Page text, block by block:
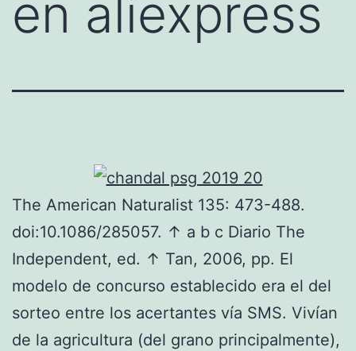
en aliexpress
The American Naturalist 135: 473-488.
doi:10.1086/285057. ↑ a b c Diario The
Independent, ed. ↑ Tan, 2006, pp. El
modelo de concurso establecido era el del
sorteo entre los acertantes vía SMS. Vivían
de la agricultura (del grano principalmente),